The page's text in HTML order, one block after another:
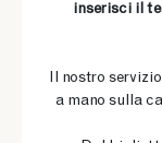
inserisci il
Il nostro
a mano sulla